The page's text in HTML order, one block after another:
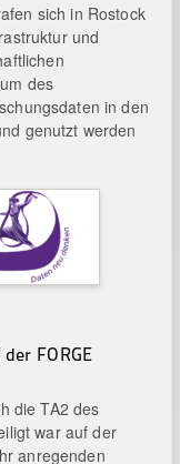
sich in Rostock
und
des
in den
genutzt werden
FORGE
die TA2 des
war auf der
anregenden